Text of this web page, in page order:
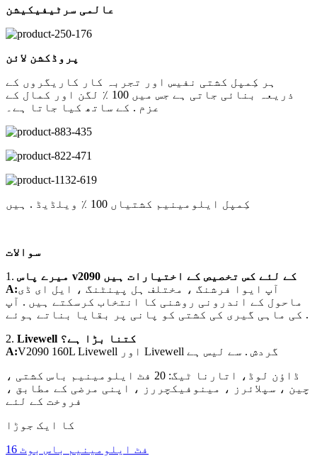
عالمی سرٹیفیکیشن
پروڈکشن لائن
ہر کِمپل کشتی نفیس اور تجربہ کار کاریگروں کے
ذریعہ بنائی جاتی ہے جس میں 100 ٪ لگن اور کمال کے
عزم . کے ساتھ کیا جاتا ہے۔
کِمپل ایلومینیم کشتیاں 100 ٪ ویلڈیڈ . ہیں
سوالات
1.
میرے پاس v2090 کے لئے کس تخصیص کے اختیارات ہیں
A:آپ ایوا فرشنگ ، مختلف ہل پینٹنگ ، ایل ای ڈی
ماحول کے اندرونی روشنی کا انتخاب کرسکتے ہیں . آپ
کی ماہی گیری کی کشتی کو پانی پر بقایا بناتے ہوئے .
2.
Livewell کتنا بڑا ہے؟
A:
V2090 160L Livewell اور Livewell گردش . سے لیس ہے
ڈاؤن لوڈ، اتارنا ٹیگ: 20 فٹ ایلومینیم باس کشتی ،
چین ، سپلائرز ، مینوفیکچررز ، اپنی مرضی کے مطابق ،
فروخت کے لئے
کا ایک جوڑا
16 فٹ ایلومینیم باس بوٹ